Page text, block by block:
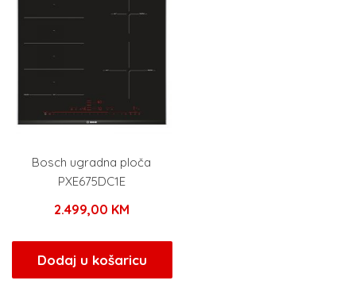
Bosch ugradna ploča
PXE675DC1E
2.499,00 KM
Dodaj u košaricu